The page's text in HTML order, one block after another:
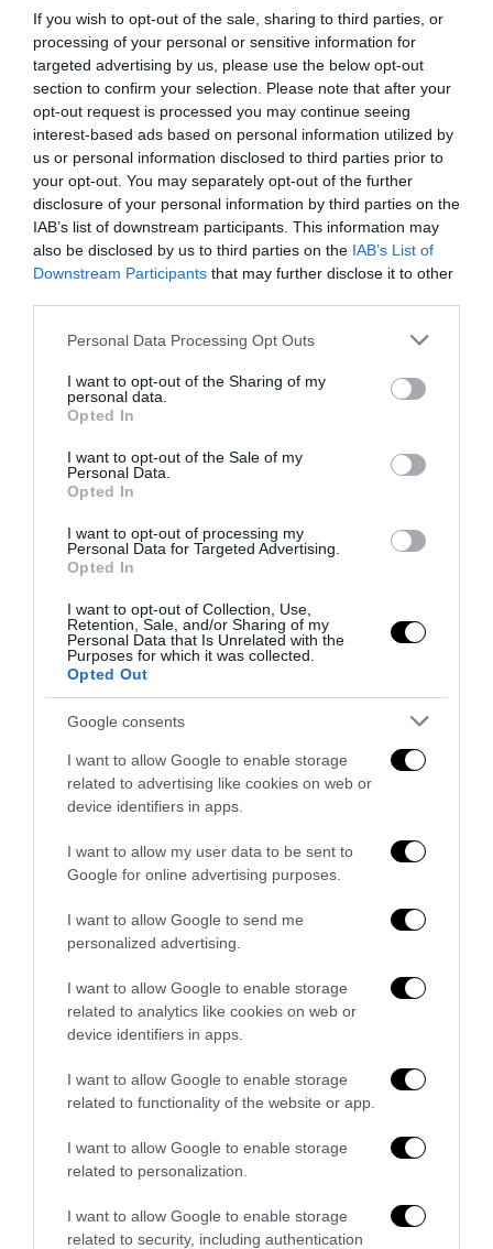
If you wish to opt-out of the sale, sharing to third parties, or
processing of your personal or sensitive information for
targeted advertising by us, please use the below opt-out
section to confirm your selection. Please note that after your
opt-out request is processed you may continue seeing
interest-based ads based on personal information utilized by
us or personal information disclosed to third parties prior to
your opt-out. You may separately opt-out of the further
disclosure of your personal information by third parties on the
IAB’s list of downstream participants. This information may
also be disclosed by us to third parties on the IAB’s List of
Downstream Participants that may further disclose it to other
Please note that this website/app uses one or more Google
not limited to your visit or usage behaviour. You may click to
grant or deny consent to Google and its third-party tags to
use your data for below specified purposes in below Google
consent section.
Personal Data Processing Opt Outs
I want to opt-out of the Sharing of my
personal data.
Opted In
I want to opt-out of the Sale of my
Personal Data.
Opted In
I want to opt-out of processing my
Personal Data for Targeted Advertising.
Opted In
I want to opt-out of Collection, Use,
Retention, Sale, and/or Sharing of my
Personal Data that Is Unrelated with the
Purposes for which it was collected.
Opted Out
Google consents
I want to allow Google to enable storage
related to advertising like cookies on web or
device identifiers in apps.
I want to allow my user data to be sent to
Google for online advertising purposes.
I want to allow Google to send me
personalized advertising.
I want to allow Google to enable storage
related to analytics like cookies on web or
device identifiers in apps.
I want to allow Google to enable storage
related to functionality of the website or app.
I want to allow Google to enable storage
related to personalization.
I want to allow Google to enable storage
related to security, including authentication
La Camera boccia il patentino antifascista per parlare a
Montecitorio: palo clamoroso del Pd
5 Agosto 2026
La sinistra è così serva delle toghe da odiare persino il
L’Anpi divora se stessa: la fabbrica delle scomuniche
5 Agosto 2026